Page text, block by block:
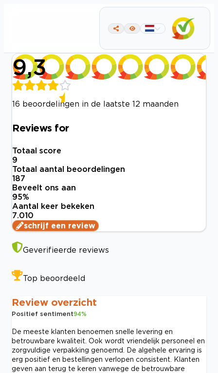
9,3
16 beoordelingen in de laatste 12 maanden
Reviews for
Totaal score
9
Totaal aantal beoordelingen
187
Beveelt ons aan
95%
Aantal keer bekeken
7.010
schrijf een review
Geverifieerde reviews
Top beoordeeld
Review overzicht
Positief sentiment94%
De meeste klanten benoemen snelle levering en
betrouwbare kwaliteit. Ook wordt vriendelijk personeel en
zorgvuldige verpakking genoemd. De algehele ervaring is
erg positief en bestellingen verlopen consistent. Klanten
geven aan terug te keren vanwege de betrouwbare